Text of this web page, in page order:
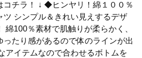
コチラ！ ↓ ◆ヒンヤリ！綿１００％
ツ シンプル＆きれい見えするデザ
綿100％素材で肌触りが柔らかく、
ったり感があるので体のラインが出
アイテムなので合わせるボトムを